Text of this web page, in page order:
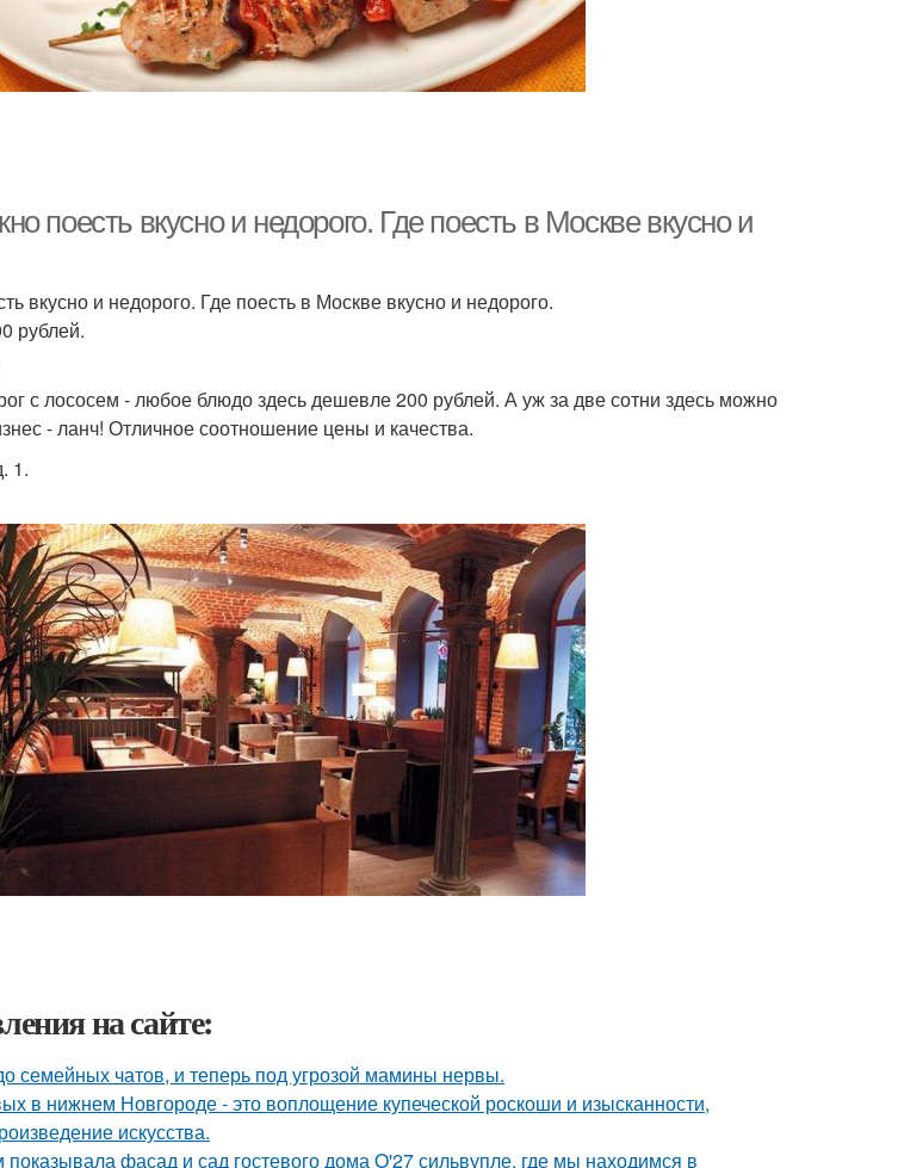
поесть вкусно и недорого. Где поесть в Москве вкусно и
вкусно и недорого. Где поесть в Москве вкусно и недорого.
рублей.
с лососем - любое блюдо здесь дешевле 200 рублей. А уж за две сотни здесь можно
- ланч! Отличное соотношение цены и качества.
1.
на сайте:
семейных чатов, и теперь под угрозой мамины нервы.
в нижнем Новгороде - это воплощение купеческой роскоши и изысканности,
искусства.
фасад и сад гостевого дома O'27 сильвупле, где мы находимся в